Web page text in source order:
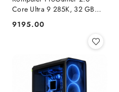
Core Ultra 9 285K, 32 GB
RAM, 1 TB SSD, RTX™ 5070,
WINDOWS 11
Cena:
9195.00